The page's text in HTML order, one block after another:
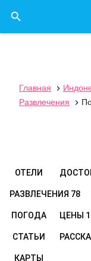

Главная 
Развлечения

ОТЕЛИ
РАЗВЛЕЧЕНИЯ 78
ПОГОДА ЦЕНЫ
СТАТЬИ
КАРТЫ